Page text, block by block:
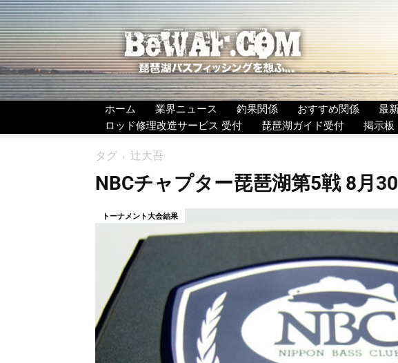
BeWAF
(ビ
ワ
エ
フ）
ホーム 業界ニュース 釣果関係 おすすめ関係 最
ロッド修理改造サービス 受付
琵琶湖ガイド受付 掲示板
タグ 辻大吾
NBCチャプター琵琶湖第5戦 8月
トーナメント大会結果